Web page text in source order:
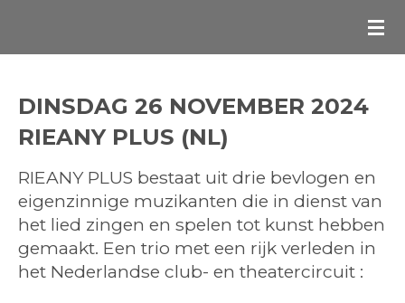
hoofdinhoud
DINSDAG 26 NOVEMBER 2024
RIEANY PLUS (NL)
RIEANY PLUS bestaat uit drie bevlogen en
eigenzinnige muzikanten die in dienst van
het lied zingen en spelen tot kunst hebben
gemaakt. Een trio met een rijk verleden in
het Nederlandse club- en theatercircuit :